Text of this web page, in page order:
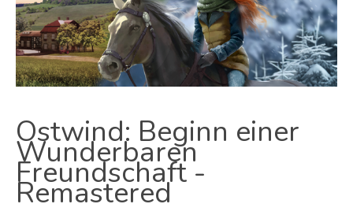
Ostwind: Beginn einer
Wunderbaren
Freundschaft -
Remastered